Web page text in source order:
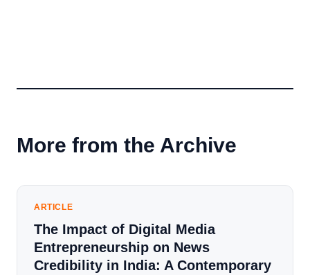
More from the Archive
ARTICLE
The Impact of Digital Media
Entrepreneurship on News
Credibility in India: A Contemporary